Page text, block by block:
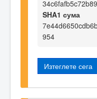
SHA1 сума
954
Изтеглете сега